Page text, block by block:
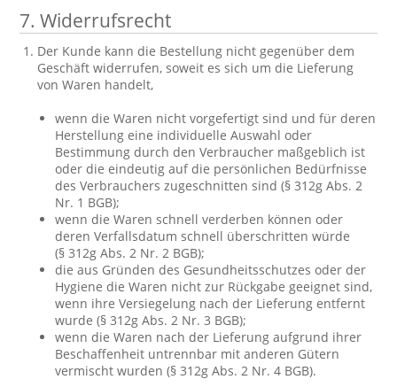
7. Widerrufsrecht
Der Kunde kann die Bestellung nicht gegenüber dem
Geschäft widerrufen, soweit es sich um die Lieferung
von Waren handelt,
wenn die Waren nicht vorgefertigt sind und für deren
Herstellung eine individuelle Auswahl oder
Bestimmung durch den Verbraucher maßgeblich ist
oder die eindeutig auf die persönlichen Bedürfnisse
des Verbrauchers zugeschnitten sind (§ 312g Abs. 2
Nr. 1 BGB);
wenn die Waren schnell verderben können oder
deren Verfallsdatum schnell überschritten würde
(§ 312g Abs. 2 Nr. 2 BGB);
die aus Gründen des Gesundheitsschutzes oder der
Hygiene die Waren nicht zur Rückgabe geeignet sind,
wenn ihre Versiegelung nach der Lieferung entfernt
wurde (§ 312g Abs. 2 Nr. 3 BGB);
wenn die Waren nach der Lieferung aufgrund ihrer
Beschaffenheit untrennbar mit anderen Gütern
vermischt wurden (§ 312g Abs. 2 Nr. 4 BGB).